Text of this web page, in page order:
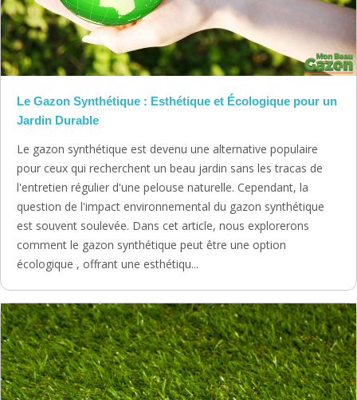
Le Gazon Synthétique : Esthétique et Écologique pour un
Jardin Durable
Le gazon synthétique est devenu une alternative populaire
pour ceux qui recherchent un beau jardin sans les tracas de
l'entretien régulier d'une pelouse naturelle. Cependant, la
question de l'impact environnemental du gazon synthétique
est souvent soulevée. Dans cet article, nous explorerons
comment le gazon synthétique peut être une option
écologique , offrant une esthétiqu...